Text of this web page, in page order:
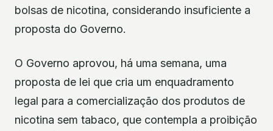
bolsas de nicotina, considerando insuficiente a
proposta do Governo.
O Governo aprovou, há uma semana, uma
proposta de lei que cria um enquadramento
legal para a comercialização dos produtos de
nicotina sem tabaco, que contempla a proibição